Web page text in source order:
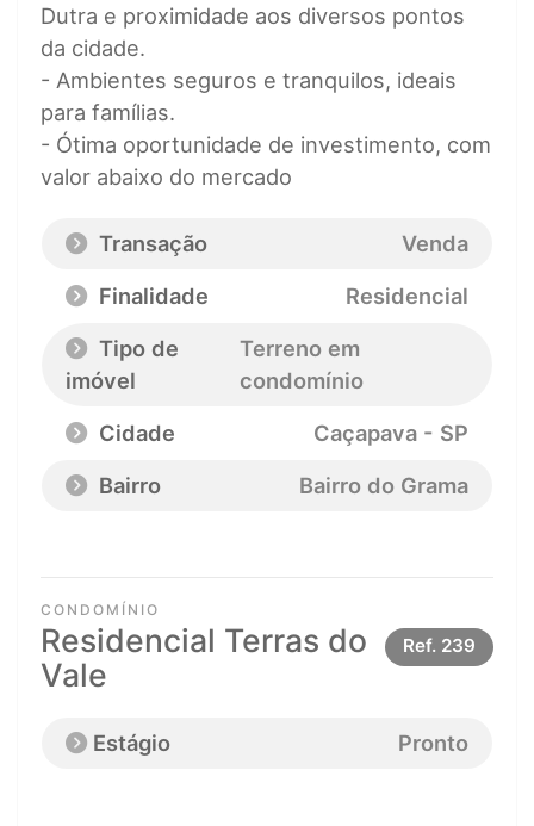
Dutra e proximidade aos diversos pontos
da cidade.
- Ambientes seguros e tranquilos, ideais
para famílias.
- Ótima oportunidade de investimento, com
valor abaixo do mercado
Transação
Venda
Finalidade
Residencial
Tipo de
imóvel
Terreno em
condomínio
Cidade
Caçapava - SP
Bairro
Bairro do Grama
CONDOMÍNIO
Residencial Terras do
Vale
Ref. 239
Estágio Pronto